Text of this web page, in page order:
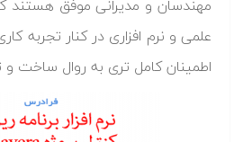
مهندسان و مدیرانی موفق هستند
علمی و نرم افزاری در کنار تجربه
اطمینان کامل تری به روال ساخت و